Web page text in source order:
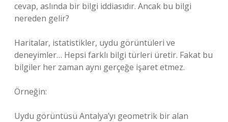
cevap, aslında bir bilgi iddiasıdır. Ancak bu bilgi
nereden gelir?
Haritalar, istatistikler, uydu görüntüleri ve
deneyimler… Hepsi farklı bilgi türleri üretir. Fakat bu
bilgiler her zaman aynı gerçeğe işaret etmez.
Örneğin:
Uydu görüntüsü Antalya’yı geometrik bir alan